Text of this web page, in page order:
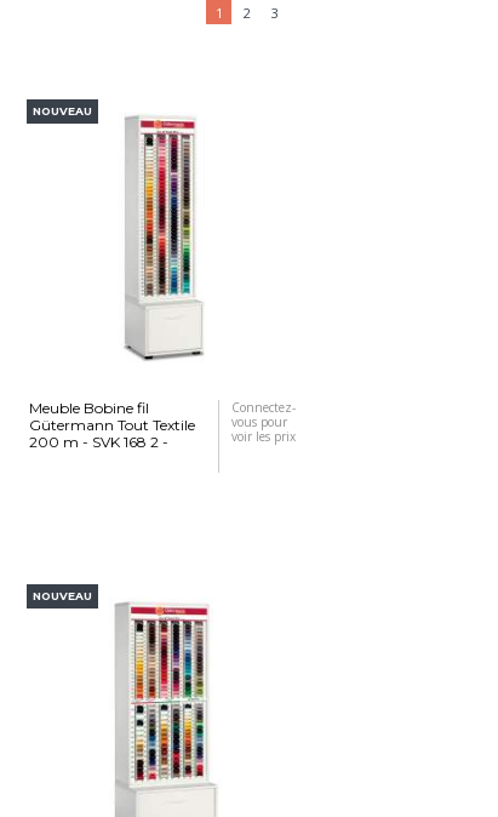
1 2 3
NOUVEAU
Meuble Bobine fil
Gütermann Tout Textile
200 m - SVK 168 2 -
Connectez-
vous pour
voir les prix
NOUVEAU